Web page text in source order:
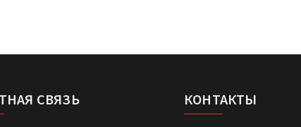
СВЯЗЬ КОНТАКТЫ